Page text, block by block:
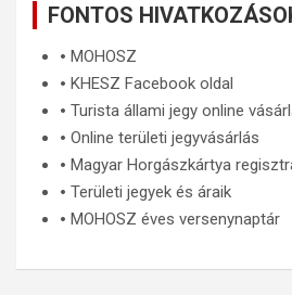
FONTOS
🞄 MOHOSZ
🞄 KHESZ Facebook oldal
🞄 Turista állami jegy online
🞄 Online területi jegyvásárlás
🞄 Magyar Horgászkártya
🞄 Területi jegyek és áraik
🞄 MOHOSZ éves versenynaptár